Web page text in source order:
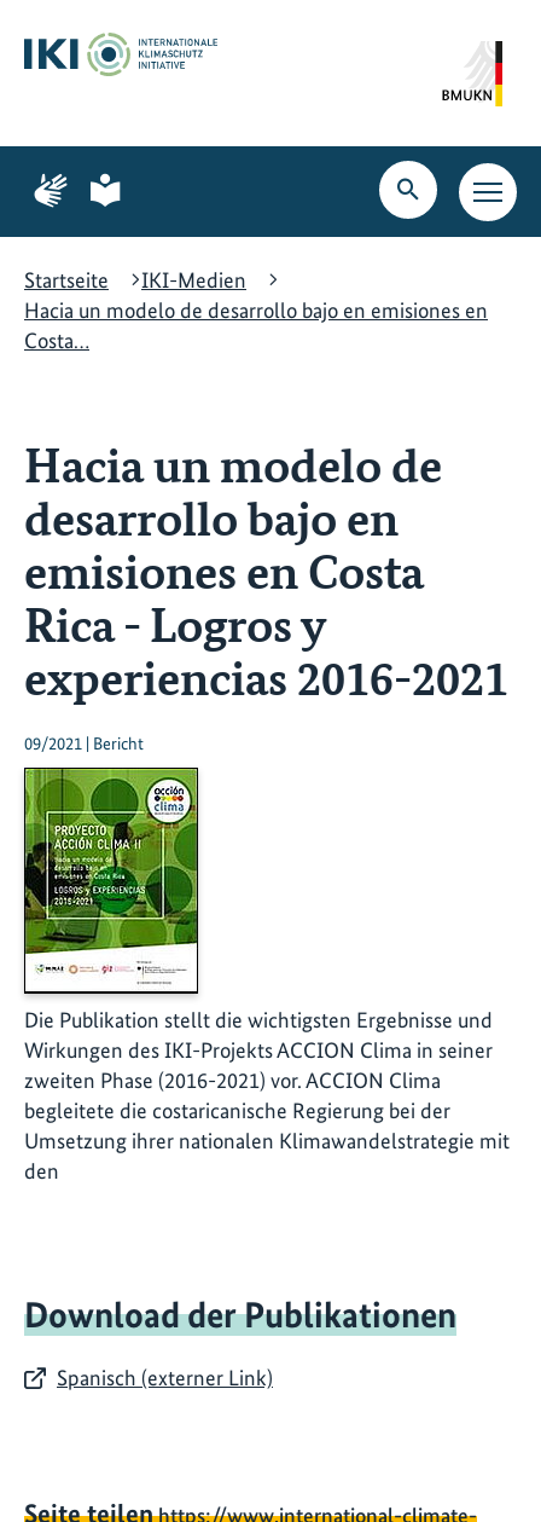
Hauptinhalt
springen
Suche
springen
Hauptnavigation
springen
Zur
Seite
Gebärdensprache
Zur
Seite
leichte
Suche
öffnen
Startseite
IKI-Medien
Hacia un modelo de desarrollo bajo en emisiones en
Costa…
Hacia un modelo de
desarrollo bajo en
emisiones en Costa
Rica - Logros y
experiencias 2016-2021
09/2021 | Bericht
Die Publikation stellt die wichtigsten Ergebnisse und
Wirkungen des IKI-Projekts ACCION Clima in seiner
zweiten Phase (2016-2021) vor. ACCION Clima
begleitete die costaricanische Regierung bei der
Umsetzung ihrer nationalen Klimawandelstrategie mit
den
Download der Publikationen
Spanisch (externer Link)
Seite teilenhttps://www.international-climate-